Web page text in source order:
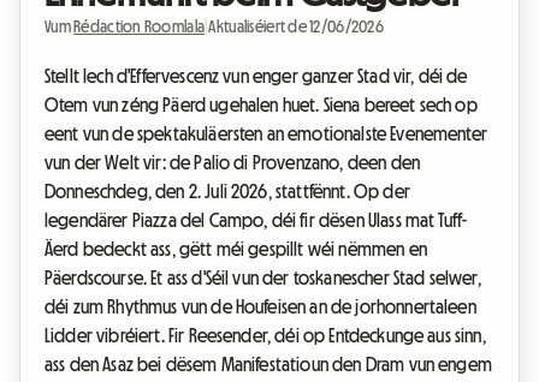
Vum Rédaction Roomlala |Aktualiséiert de 12/06/2026
Stellt Iech d'Effervescenz vun enger ganzer Stad vir, déi de
Otem vun zéng Päerd ugehalen huet. Siena bereet sech op
eent vun de spektakuläersten an emotionalste Evenementer
vun der Welt vir: de Palio di Provenzano, deen den
Donneschdeg, den 2. Juli 2026, stattfënnt. Op der
legendärer Piazza del Campo, déi fir dësen Ulass mat Tuff-
Äerd bedeckt ass, gëtt méi gespillt wéi nëmmen en
Päerdscourse. Et ass d'Séil vun der toskanescher Stad selwer,
déi zum Rhythmus vun de Houfeisen an de jorhonnertaleen
Lidder vibréiert. Fir Reesender, déi op Entdeckunge aus sinn,
ass den Asaz bei dësem Manifestatioun den Dram vun engem